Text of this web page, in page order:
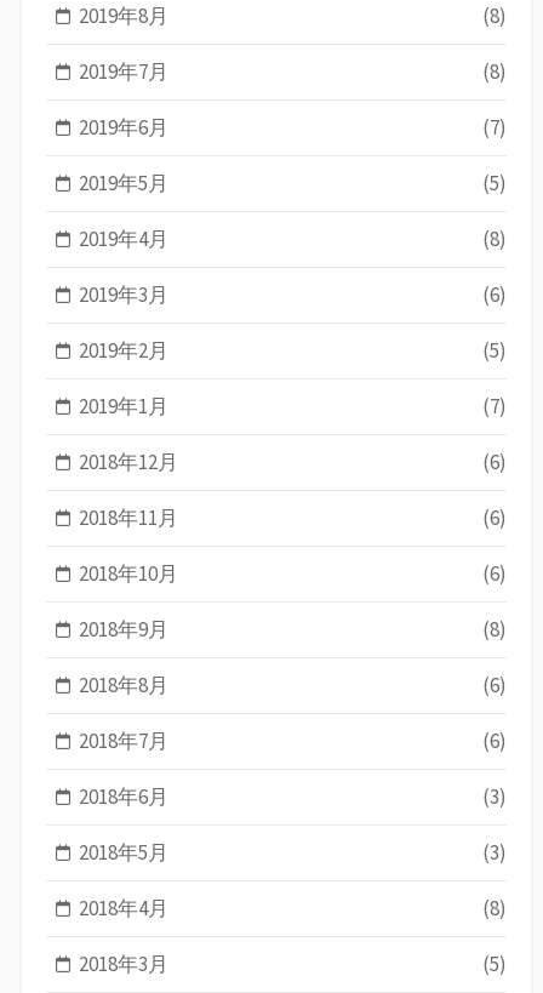
2019年8月 (8)
2019年7月 (8)
2019年6月 (7)
2019年5月 (5)
2019年4月 (8)
2019年3月 (6)
2019年2月 (5)
2019年1月 (7)
2018年12月 (6)
2018年11月 (6)
2018年10月 (6)
2018年9月 (8)
2018年8月 (6)
2018年7月 (6)
2018年6月 (3)
2018年5月 (3)
2018年4月 (8)
2018年3月 (5)